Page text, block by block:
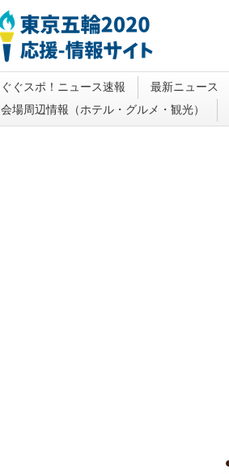
ぐぐスポ！ニュース速報 最新ニュース
会場周辺情報（ホテル・グルメ・観光）